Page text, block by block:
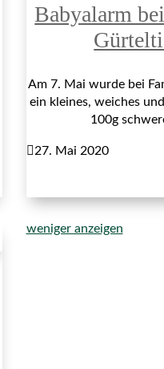
Babyalarm
Am 7. Mai wurde bei
ein kleines, weiches
100g
27. Mai 2020
weniger anzeigen